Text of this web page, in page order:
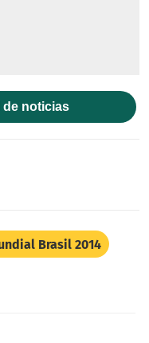
de noticias
Brasil 2014